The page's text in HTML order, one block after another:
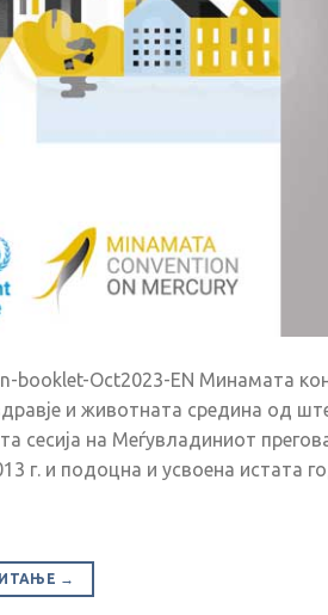
booklet-Oct2023-EN Минамата
и животната средина од
сесија на Меѓувладиниот
г. и подоцна и усвоена истата
→